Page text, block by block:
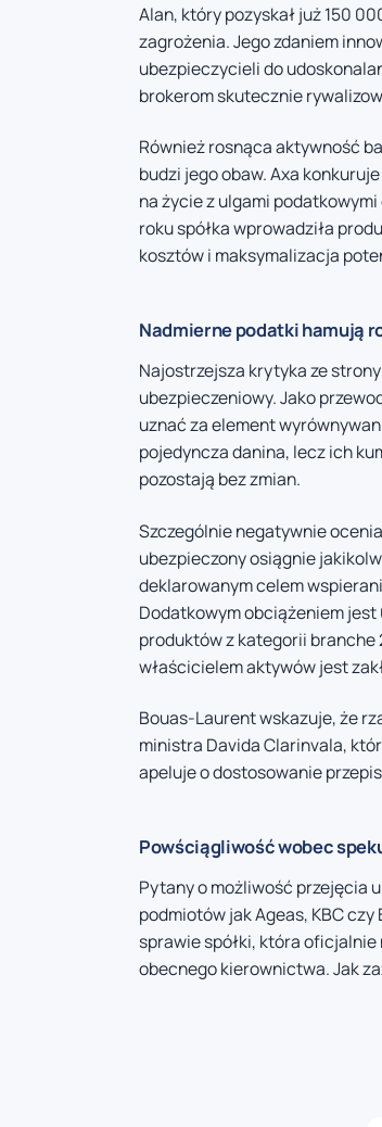
Alan, który pozyskał już 150
zagrożenia. Jego zdaniem
ubezpieczycieli do
brokerom skutecznie
Również rosnąca aktywność
budzi jego obaw. Axa
na życie z ulgami
roku spółka wprowadziła
kosztów i maksymalizacja
Nadmierne podatki hamują
Najostrzejsza krytyka ze
ubezpieczeniowy. Jako
uznać za element
pojedyncza danina, lecz ich
pozostają bez zmian.
Szczególnie negatywnie
ubezpieczony osiągnie
deklarowanym celem
Dodatkowym obciążeniem
produktów z kategorii branche
właścicielem aktywów jest
Bouas-Laurent wskazuje, że
ministra Davida Clarinvala,
apeluje o dostosowanie
Powściągliwość wobec
Pytany o możliwość przejęcia
podmiotów jak Ageas, KBC
sprawie spółki, która
obecnego kierownictwa. Jak